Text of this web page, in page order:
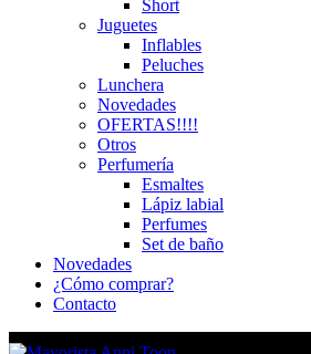
Short
Juguetes
Inflables
Peluches
Lunchera
Novedades
OFERTAS!!!!
Otros
Perfumería
Esmaltes
Lápiz labial
Perfumes
Set de baño
Novedades
¿Cómo comprar?
Contacto